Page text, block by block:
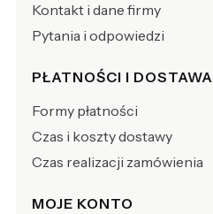
Kontakt i dane firmy
Pytania i odpowiedzi
PŁATNOŚCI I DOSTAWA
Formy płatności
Czas i koszty dostawy
Czas realizacji zamówienia
MOJE KONTO